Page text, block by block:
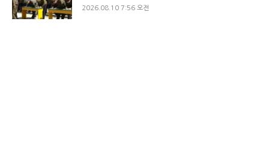
2026.08.10 7:56 오전